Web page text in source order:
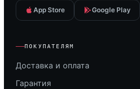
App Store Google Play
ПОКУПАТЕЛЯМ
Доставка и оплата
Гарантия